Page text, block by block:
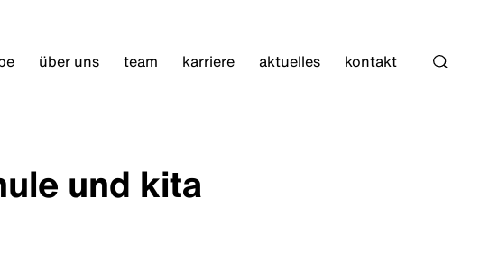
über uns team karriere aktuelles kontakt
und kita